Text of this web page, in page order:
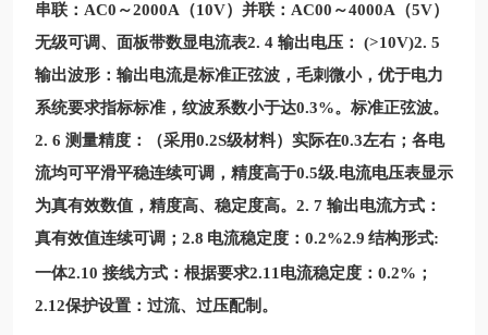
串联： AC0 ～2000A （10V）并联： AC00 ～4000A （5V）
无级可调、面板带数显电流表2. 4 输出电压：
(>10V)2. 5
输出波形：输出电流是标准正弦波，毛刺微小，优于电力
系统要求指标标准，纹波系数小于达0.3%。标准正弦波。
2. 6 测量精度：（采用0.2S级材料）实际在0.3左右；各电
流均可平滑平稳连续可调，精度高于0.5级.电流电压表显示
为真有效数值，精度高、稳定度高。 2. 7 输出电流方式：
真有效值连续可调； 2.8 电流稳定度： 0.2%2.9 结构形式:
一体2.10 接线方式：根据要求2.11 电流稳定度： 0.2% ；
2.12保护设置：过流、过压配制。